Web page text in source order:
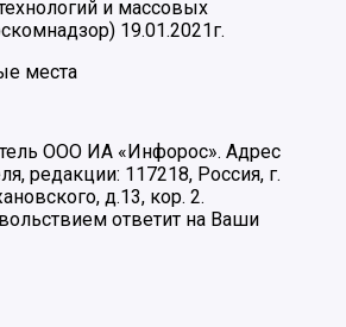
и массовых
19.01.2021г.
места
ООО ИА «Инфорос». Адрес
редакции: 117218, Россия, г.
д.13, кор. 2.
ответит на Ваши